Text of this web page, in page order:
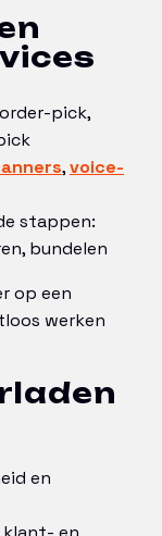
pick,
,voice-
stappen:
bundelen
op een
werken
en